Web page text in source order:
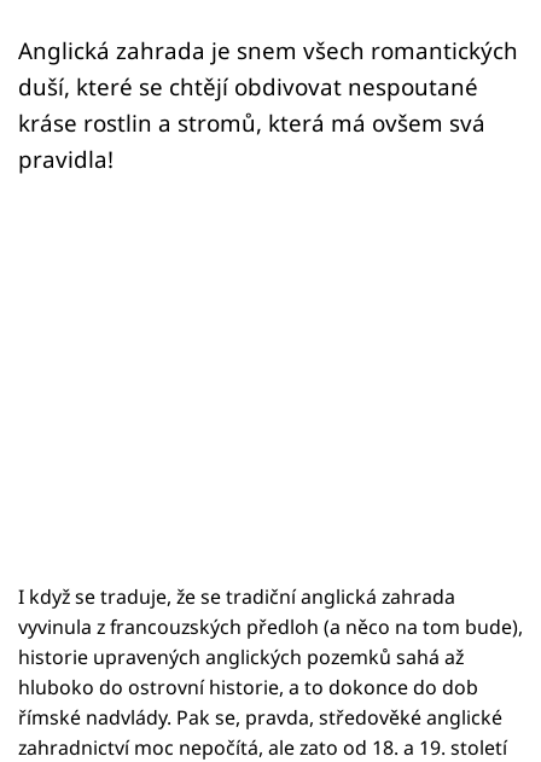
Design
Sledujte prima+
Anglická zahrada je snem všech romantických
duší, které se chtějí obdivovat nespoutané
kráse rostlin a stromů, která má ovšem svá
pravidla!
I když se traduje, že se tradiční anglická zahrada
vyvinula z francouzských předloh (a něco na tom bude),
historie upravených anglických pozemků sahá až
hluboko do ostrovní historie, a to dokonce do dob
římské nadvlády. Pak se, pravda, středověké anglické
zahradnictví moc nepočítá, ale zato od 18. a 19. století